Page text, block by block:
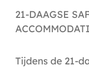
21-DAAGSE
Tijdens de 21-